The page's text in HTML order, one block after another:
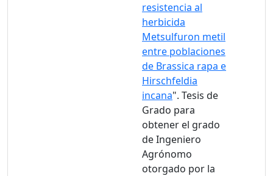
resistencia al
herbicida
Metsulfuron metil
entre poblaciones
de Brassica rapa e
Hirschfeldia
incana". Tesis de
Grado para
obtener el grado
de Ingeniero
Agrónomo
otorgado por la